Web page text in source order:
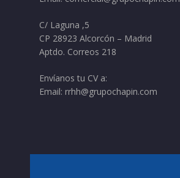
C/ Laguna ,5
CP 28923 Alcorcón – Madrid
Aptdo. Correos 218
Envíanos tu CV a:
Email: rrhh@grupochapin.com